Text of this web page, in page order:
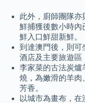
此外，廚師團隊亦
鮮捕獲後數小時內
鮮入口鮮甜新鮮。
到達澳門後，則可
酒店及主要旅遊區
李家菜的古法炭爐
燒，為嫩滑的羊肉
芳香。
以城市為畫布，在